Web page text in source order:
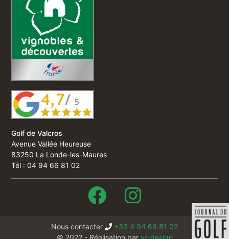
Golf de Valcros
Avenue Vallée Heureuse
83250 La Londe-les-Maures
Tél : 04 94 66 81 02
Nous contacter
+33 4 94 66 81 02
© 2022 - Réalisation par vt-design